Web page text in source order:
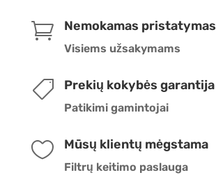
 Nemokamas pristatymas
Visiems užsakymams
 Prekių kokybės garantija
Patikimi gamintojai
 Mūsų klientų mėgstama
Filtrų keitimo paslauga